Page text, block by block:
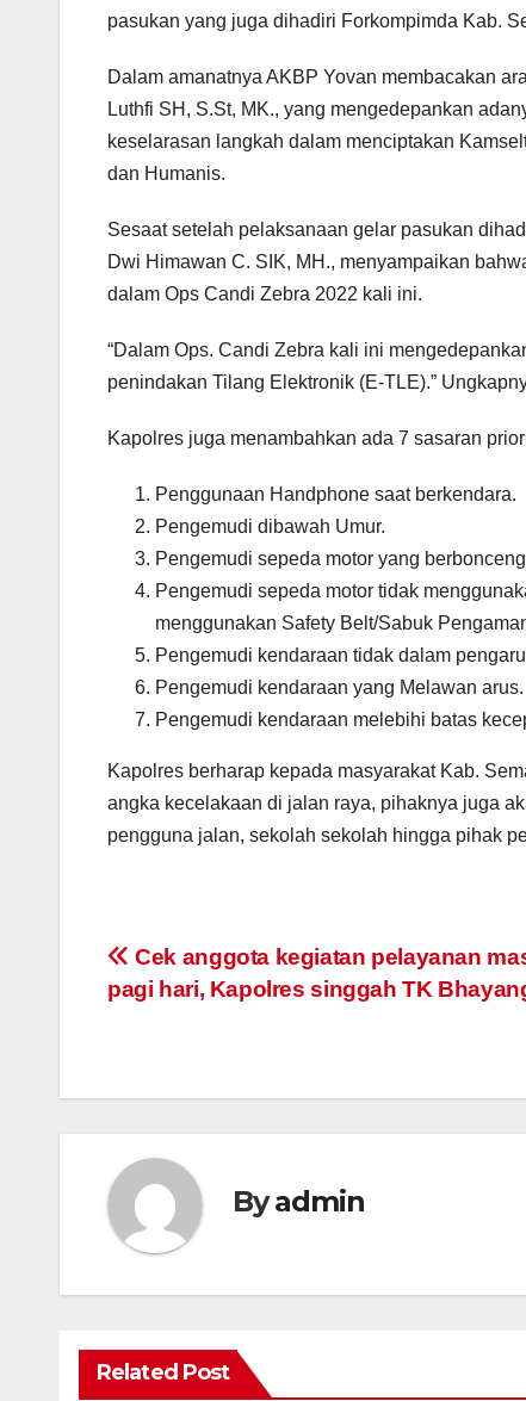
pasukan yang juga dihadiri Forkompimda Kab.
Dalam amanatnya AKBP Yovan membacakan
Luthfi SH, S.St, MK., yang mengedepankan
keselarasan langkah dalam menciptakan
dan Humanis.
Sesaat setelah pelaksanaan gelar pasukan
Dwi Himawan C. SIK, MH., menyampaikan
dalam Ops Candi Zebra 2022 kali ini.
“Dalam Ops. Candi Zebra kali ini
penindakan Tilang Elektronik (E-TLE).”
Kapolres juga menambahkan ada 7 sasaran
Penggunaan Handphone saat berkendara.
Pengemudi dibawah Umur.
Pengemudi sepeda motor yang
Pengemudi sepeda motor tidak
menggunakan Safety Belt/Sabuk
Pengemudi kendaraan tidak dalam
Pengemudi kendaraan yang Melawan arus.
Pengemudi kendaraan melebihi batas
Kapolres berharap kepada masyarakat Kab.
angka kecelakaan di jalan raya, pihaknya juga
pengguna jalan, sekolah sekolah hingga pihak
Post
navigation
Cek anggota kegiatan pelayanan
pagi hari, Kapolres singgah TK
Byadmin
Related Post